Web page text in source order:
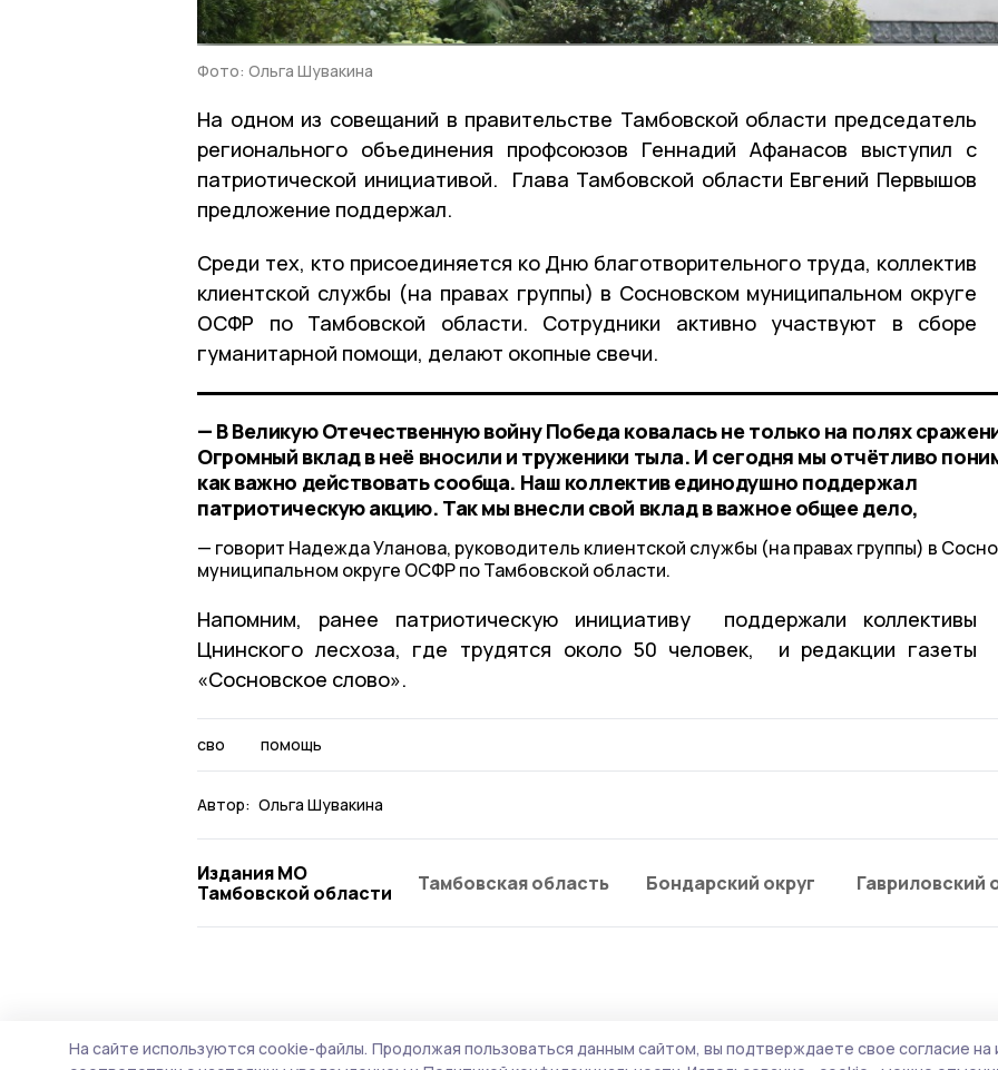
Фото: Ольга Шувакина
На одном из совещаний в правительстве Тамбовской области председатель
регионального объединения профсоюзов Геннадий Афанасов выступил с
патриотической инициативой. Глава Тамбовской области Евгений Первышов
предложение поддержал.
Среди тех, кто присоединяется ко Дню благотворительного труда, коллектив
клиентской службы (на правах группы) в Сосновском муниципальном округе
ОСФР по Тамбовской области. Сотрудники активно участвуют в сборе
гуманитарной помощи, делают окопные свечи.
— В Великую Отечественную войну Победа ковалась не только на полях
Огромный вклад в неё вносили и труженики тыла. И сегодня мы отчётливо
как важно действовать сообща. Наш коллектив единодушно поддержал
патриотическую акцию. Так мы внесли свой вклад в важное общее дело,
говорит Надежда Уланова, руководитель клиентской службы (на правах группы) в
муниципальном округе ОСФР по Тамбовской области.
Напомним, ранее патриотическую инициативу поддержали коллективы
Цнинского лесхоза, где трудятся около 50 человек, и редакции газеты
«Сосновское слово».
сво помощь
Автор: Ольга Шувакина
Издания МО
Тамбовской области
Тамбовская область Бондарский округ Гавриловский
На сайте используются cookie-файлы. Продолжая пользоваться данным сайтом, вы подтверждаете свое согласие на